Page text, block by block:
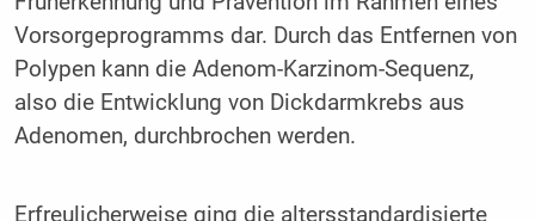
Vorsorgeprogramms dar. Durch das Entfernen von
Polypen kann die Adenom-Karzinom-Sequenz,
also die Entwicklung von Dickdarmkrebs aus
Adenomen, durchbrochen werden.
Erfreulicherweise ging die altersstandardisierte